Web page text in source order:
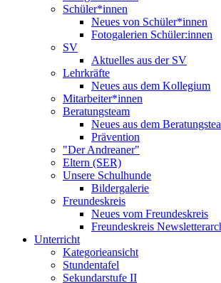
Schüler*innen
Neues von Schüler*innen
Fotogalerien Schüler:innen
SV
Aktuelles aus der SV
Lehrkräfte
Neues aus dem Kollegium
Mitarbeiter*innen
Beratungsteam
Neues aus dem
Prävention
"Der Andreaner"
Eltern (SER)
Unsere Schulhunde
Bildergalerie
Freundeskreis
Neues vom Freundeskreis
Freundeskreis
Unterricht
Kategorieansicht
Stundentafel
Sekundarstufe II